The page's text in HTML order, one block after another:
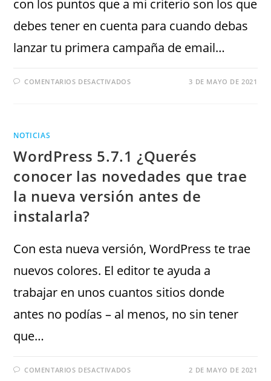
con los puntos que a mi criterio son los que
debes tener en cuenta para cuando debas
lanzar tu primera campaña de email…
COMENTARIOS DESACTIVADOS 3 DE MAYO DE 2021
NOTICIAS
WordPress 5.7.1 ¿Querés
conocer las novedades que trae
la nueva versión antes de
instalarla?
Con esta nueva versión, WordPress te trae
nuevos colores. El editor te ayuda a
trabajar en unos cuantos sitios donde
antes no podías – al menos, no sin tener
que…
COMENTARIOS DESACTIVADOS 2 DE MAYO DE 2021